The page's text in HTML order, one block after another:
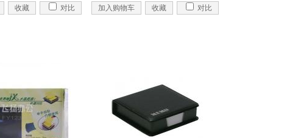
收藏 对比 加入购物车 收藏 对比